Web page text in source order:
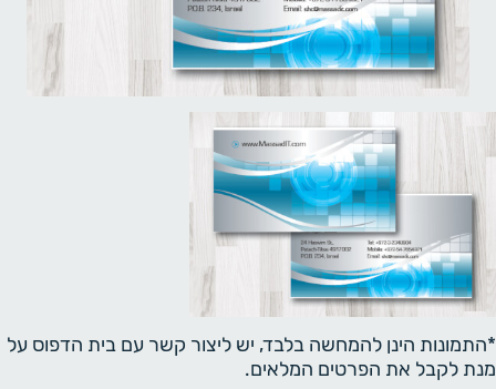
*התמונות הינן להמחשה בלבד, יש ליצור קשר עם בית הדפוס על
מנת לקבל את הפרטים המלאים.